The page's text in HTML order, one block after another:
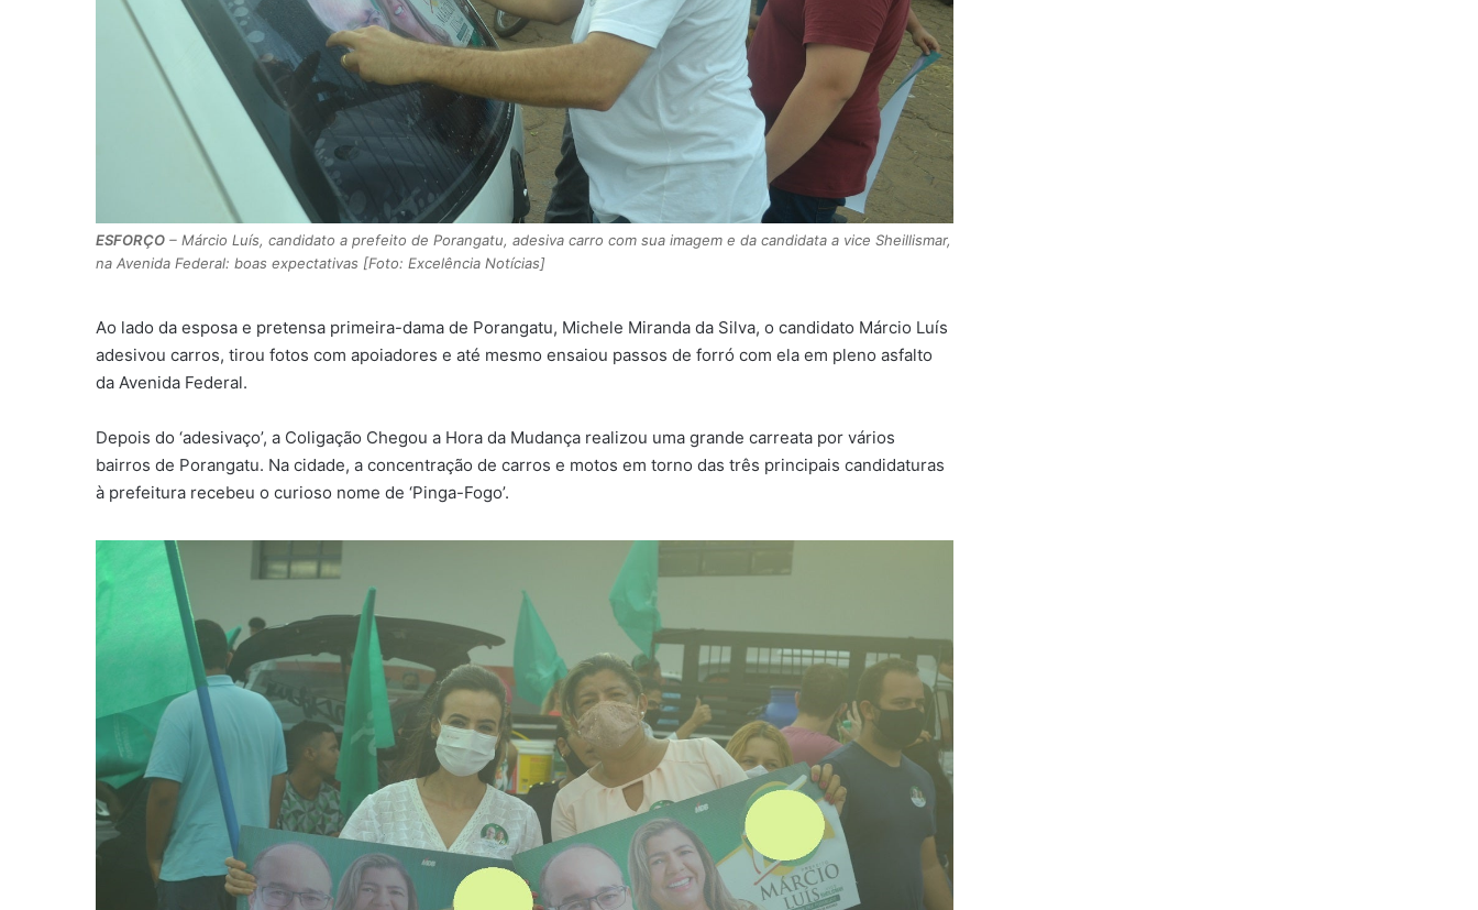
ESFORÇO – Márcio Luís, candidato a prefeito de Porangatu, adesiva carro com sua imagem e da candidata a vice Sheillismar,
na Avenida Federal: boas expectativas [Foto: Excelência Notícias]
Ao lado da esposa e pretensa primeira-dama de Porangatu, Michele Miranda da Silva, o candidato Márcio Luís
adesivou carros, tirou fotos com apoiadores e até mesmo ensaiou passos de forró com ela em pleno asfalto
da Avenida Federal.
Depois do ‘adesivaço’, a Coligação Chegou a Hora da Mudança realizou uma grande carreata por vários
bairros de Porangatu. Na cidade, a concentração de carros e motos em torno das três principais candidaturas
à prefeitura recebeu o curioso nome de ‘Pinga-Fogo’.